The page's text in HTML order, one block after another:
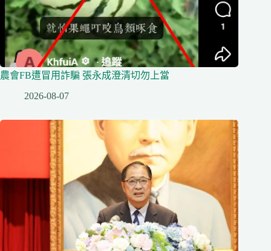
農會FB遭冒用詐騙 張永成澄清切勿上當
2026-08-07